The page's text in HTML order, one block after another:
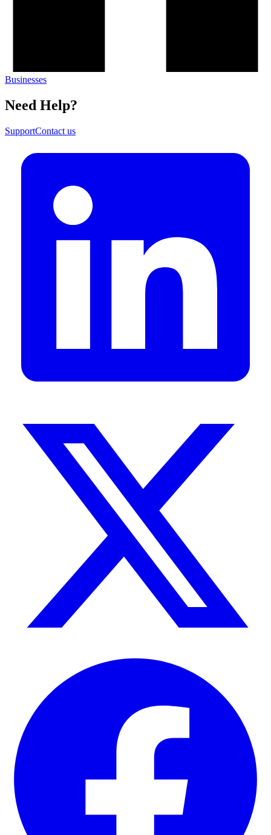
Businesses​​​​‌ ‍ ​‍​‍‌‍ ‌ ​‍‌‍‍‌‌‍‌ ‌‍‍‌‌‍ ‍​‍​‍​ ‍‍​‍​‍‌ ​ ‌‍​‌‌‍ ‍‌‍‍‌‌ ‌​‌ ‍‌​‍ ‍‌‍‍‌‌‍ ​‍​‍​‍ ​​‍​‍‌‍‍​‌ ​‍‌‍‌‌‌‍‌‍​‍​‍​ ‍‍​‍​‍‌‍‍​‌ ‌​‌ ‌​‌ ​​​ ‍‍​‍ ​‍ ‌‍ ​‌‍ ‌‍​ ‌‍​‌‌‍ ​‌‍‍​‌‍ ‌ ​ ‌ ‌​​ ‍‍​ ​ ​ ​ ​ ​ ​ ​ ​‍ ‌‍‍‌‌‍ ‍‌ ‌​‌‍‌‌‌‍ ‍‌ ‌​​‍ ‌‍‌‌‌‍‌​‌‍‍‌‌ ‌​​‍ ‌‍ ‌‌‍ ‌‍‌​‌‍‌‌​ ‌‌ ​​‌ ​‍‌‍‌‌‌ ​ ‌‍‌‌‌‍ ‍‌ ‌​‌‍​‌‌ ‌​‌‍‍‌‌‍ ‌‍ ‍​ ‍ ‌‍‍‌‌‍‌​​ ‌‌‍​‌​ ​ ​ ​​​ ‍​​ ‍‌​ ​​​ ‍​​ ‌‌​‍ ‌​ ‍‌​ ​​​ ‌‍​ ‍​​‍ ‌​ ‌​‌‍‌‌​ ‌‌‌‍‌‍​‍ ‌​ ‍‌​ ​ ​ ‍‌​ ​ ​‍ ‌‌‍‌‍​ ‌‌​ ‌‍‌‍​ ​ ​‌​ ​​​ ‍​‌‍‌​​ ‌‍​ ‌‍​ ‍‌​ ​‍​ ‍ ‌ ‌​‌ ‍‌‌ ​​‌‍‌‌​ ‌‌‍​‌‌ ‌‌‌‍‌​‌‍‍‌‌‍‌‌‌‍ ‍‌‍​ ‌‍‌‌​ ‍ ‌ ​​‌‍​‌‌ ‌​‌‍‍​​ ‌‌ ‌​‌‍‍‌‌ ‌​‌‍ ​‌‍‌‌​ ‌‍​‍‌‍​‌‌ ​ ‌‍‌‌‌‌‌‌‌ ​‍‌‍ ​​ ‌‌‍‍​‌ ‌​‌ ‌​‌ ​​​‍‌‌​ ​ ‌​​‌​‍‌‌​ ​‍‌​‌‍​‍‌‌​ ​‍‌​‌‍‌‍ ​‌‍ ‌‍​ ‌‍​‌‌‍ ​‌‍‍​‌‍ ‌ ​ ‌ ‌​​‍‌‌​ ​ ‌​​‌​ ​ ​ ​ ​ ​ ​ ​ ​‍‌‍‌‍‍‌‌‍‌​​ ‌‌‍​‌​ ​ ​ ​​​ ‍​​ ‍‌​ ​​​ ‍​​ ‌‌​‍ ‌​ ‍‌​ ​​​ ‌‍​ ‍​​‍ ‌​ ‌​‌‍‌‌​ ‌‌‌‍‌‍​‍ ‌​ ‍‌​ ​ ​ ‍‌​ ​ ​‍ ‌‌‍‌‍​ ‌‌​ ‌‍‌‍​ ​ ​‌​ ​​​ ‍​‌‍‌​​ ‌‍​ ‌‍​ ‍‌​ ​‍​‍‌‍‌ ‌​‌ ‍‌‌ ​​‌‍‌‌​ ‌‌‍​‌‌ ‌‌‌‍‌​‌‍‍‌‌‍‌‌‌‍ ‍‌‍​ ‌‍‌‌​‍‌‍‌ ​​‌‍​‌‌ ‌​‌‍‍​​ ‌‌ ‌​‌‍‍‌‌ ‌​‌‍ ​‌‍‌‌​‍‌‍‌ ​​‌‍‌‌‌ ​‍‌ ​ ‌ ​​‌‍‌‌‌‍​ ‌ ‌​‌‍‍‌‌ ‌‍‌‍‌‌​ ‌‌ ​​‌ ‌‌‌‍​‍‌‍ ​‌‍‍‌‌ ​ ‌‍‍​‌‍‌‌‌‍‌​​‍​‍‌ ‌
Need Help?​​​​‌ ‍ ​‍​‍‌‍ ‌ ​‍‌‍‍‌‌‍‌ ‌‍‍‌‌‍ ‍​‍​‍​ ‍‍​‍​‍‌ ​ ‌‍​‌‌‍ ‍‌‍‍‌‌ ‌​‌ ‍‌​‍ ‍‌‍‍‌‌‍ ​‍​‍​‍ ​​‍​‍‌‍‍​‌ ​‍‌‍‌‌‌‍‌‍​‍​‍​ ‍‍​‍​‍‌‍‍​‌ ‌​‌ ‌​‌ ​​​ ‍‍​‍ ​‍ ‌‍ ​‌‍ ‌‍​ ‌‍​‌‌‍ ​‌‍‍​‌‍ ‌ ​ ‌ ‌​​ ‍‍​ ​ ​ ​ ​ ​ ​ ​ ​‍ ‌‍‍‌‌‍ ‍‌ ‌​‌‍‌‌‌‍ ‍‌ ‌​​‍ ‌‍‌‌‌‍‌​‌‍‍‌‌ ‌​​‍ ‌‍ ‌‌‍ ‌‍‌​‌‍‌‌​ ‌‌ ​​‌ ​‍‌‍‌‌‌ ​ ‌‍‌‌‌‍ ‍‌ ‌​‌‍​‌‌ ‌​‌‍‍‌‌‍ ‌‍ ‍​ ‍ ‌‍‍‌‌‍‌​​ ‌‌ ​ ‌‍‍‌‌ ‌​‌‍‌‌‌​‌‍‌‍ ‌‍ ‌ ‌​‌‍‌‌‌ ​‍​ ‍ ‌ ‌​‌ ‍‌‌ ​​‌‍‌‌​ ‌‌‍‌‍‌‍ ‌‍ ‌ ‌​‌‍‌‌‌ ​‍​ ‍ ‌ ​​‌‍​‌‌ ‌​‌‍‍​​ ‌‌‍ ‌‌‍‌‌‌‍ ‍‌ ‌‌‌ ​ ​‍‌‌​ ‌‌‌​​‍‌‌ ‌‍‍ ‌‍‌‌‌ ‍‌​‍‌‌​ ​ ‌​‌​​‍‌‌​ ​ ‌​‌​​‍‌‌​ ​‍​ ​‍‌‍‌‌‌‍‌‍​ ​‌​ ‌ ​ ​‌‌‍​ ‌‍‌‌‌‍​‌​ ‍‌‌‍‌​​ ​‍‌‍​ ​‍‌‌​ ​‍​ ​‍​‍‌‌​ ‌‌‌​‌​​‍ ‍‌‍‍​‌‍‌‌‌‍​‌‌‍‌​‌‍‍‌‌‍ ‍‌‍‌ ​ ‌‍​‍‌‍​‌‌ ​ ‌‍‌‌‌‌‌‌‌ ​‍‌‍ ​​ ‌‌‍‍​‌ ‌​‌ ‌​‌ ​​​‍‌‌​ ​ ‌​​‌​‍‌‌​ ​‍‌​‌‍​‍‌‌​ ​‍‌​‌‍‌‍ ​‌‍ ‌‍​ ‌‍​‌‌‍ ​‌‍‍​‌‍ ‌ ​ ‌ ‌​​‍‌‌​ ​ ‌​​‌​ ​ ​ ​ ​ ​ ​ ​ ​‍‌‍‌‍‍‌‌‍‌​​ ‌‌ ​ ‌‍‍‌‌ ‌​‌‍‌‌‌​‌‍‌‍ ‌‍ ‌ ‌​‌‍‌‌‌ ​‍​‍‌‍‌ ‌​‌ ‍‌‌ ​​‌‍‌‌​ ‌‌‍‌‍‌‍ ‌‍ ‌ ‌​‌‍‌‌‌ ​‍​‍‌‍‌ ​​‌‍​‌‌ ‌​‌‍‍​​ ‌‌‍ ‌‌‍‌‌‌‍ ‍‌ ‌‌‌ ​ ​‍‌‌​ ‌‌‌​​‍‌‌ ‌‍‍ ‌‍‌‌‌ ‍‌​‍‌‌​ ​ ‌​‌​​‍‌‌​ ​ ‌​‌​​‍‌‌​ ​‍​ ​‍‌‍‌‌‌‍‌‍​ ​‌​ ‌ ​ ​‌‌‍​ ‌‍‌‌‌‍​‌​ ‍‌‌‍‌​​ ​‍‌‍​ ​‍‌‌​ ​‍​ ​‍​‍‌‌​ ‌‌‌​‌​​‍ ‍‌‍‍​‌‍‌‌‌‍​‌‌‍‌​‌‍‍‌‌‍ ‍‌‍‌ ​‍‌‍‌ ​​‌‍‌‌‌ ​‍‌ ​ ‌ ​​‌‍‌‌‌‍​ ‌ ‌​‌‍‍‌‌ ‌‍‌‍‌‌​ ‌‌ ​​‌ ‌‌‌‍​‍‌‍ ​‌‍‍‌‌ ​ ‌‍‍​‌‍‌‌‌‍‌​​‍​‍‌ ‌
Support​​​​‌ ‍ ​‍​‍‌‍ ‌ ​‍‌‍‍‌‌‍‌ ‌‍‍‌‌‍ ‍​‍​‍​ ‍‍​‍​‍‌ ​ ‌‍​‌‌‍ ‍‌‍‍‌‌ ‌​‌ ‍‌​‍ ‍‌‍‍‌‌‍ ​‍​‍​‍ ​​‍​‍‌‍‍​‌ ​‍‌‍‌‌‌‍‌‍​‍​‍​ ‍‍​‍​‍‌‍‍​‌ ‌​‌ ‌​‌ ​​​ ‍‍​‍ ​‍ ‌‍ ​‌‍ ‌‍​ ‌‍​‌‌‍ ​‌‍‍​‌‍ ‌ ​ ‌ ‌​​ ‍‍​ ​ ​ ​ ​ ​ ​ ​ ​‍ ‌‍‍‌‌‍ ‍‌ ‌​‌‍‌‌‌‍ ‍‌ ‌​​‍ ‌‍‌‌‌‍‌​‌‍‍‌‌ ‌​​‍ ‌‍ ‌‌‍ ‌‍‌​‌‍‌‌​ ‌‌ ​​‌ ​‍‌‍‌‌‌ ​ ‌‍‌‌‌‍ ‍‌ ‌​‌‍​‌‌ ‌​‌‍‍‌‌‍ ‌‍ ‍​ ‍ ‌‍‍‌‌‍‌​​ ‌‌ ​ ‌‍‍‌‌ ‌​‌‍‌‌‌​‌‍‌‍ ‌‍ ‌ ‌​‌‍‌‌‌ ​‍​ ‍ ‌ ‌​‌ ‍‌‌ ​​‌‍‌‌​ ‌‌‍‌‍‌‍ ‌‍ ‌ ‌​‌‍‌‌‌ ​‍​ ‍ ‌ ​​‌‍​‌‌ ‌​‌‍‍​​ ‌‌‍ ‌‌‍‌‌‌‍ ‍‌ ‌‌‌ ​ ​‍‌‌​ ‌‌‌​​‍‌‌ ‌‍‍ ‌‍‌‌‌ ‍‌​‍‌‌​ ​ ‌​‌​​‍‌‌​ ​ ‌​‌​​‍‌‌​ ​‍​ ​‍‌‍‌‌‌‍‌‍​ ​‌​ ‌ ​ ​‌‌‍​ ‌‍‌‌‌‍​‌​ ‍‌‌‍‌​​ ​‍‌‍​ ​‍‌‌​ ​‍​ ​‍​‍‌‌​ ‌‌‌​‌​​‍ ‍‌‍‍‌‌ ‌​‌‍‌‌‌‍ ‌‌ ​ ​‍‌‌​ ‌‌‌​​‍‌‌ ‌‍‍ ‌‍‌‌‌ ‍‌​‍‌‌​ ​ ‌​‌​​‍‌‌​ ​ ‌​‌​​‍‌‌​ ​‍​ ​‍‌‍​‌​ ‌‌​ ‍‌‌‍‌‍‌‍‌‌‌‍‌​‌‍​ ​ ​‍‌‍​‌‌‍‌​‌‍​‌‌‍​‍​‍‌‌​ ​‍​ ​‍​‍‌‌​ ‌‌‌​‌​​‍ ‍‌ ‌​‌‍‌‌‌ ‍​‌ ‌​​ ‌‍​‍‌‍​‌‌ ​ ‌‍‌‌‌‌‌‌‌ ​‍‌‍ ​​ ‌‌‍‍​‌ ‌​‌ ‌​‌ ​​​‍‌‌​ ​ ‌​​‌​‍‌‌​ ​‍‌​‌‍​‍‌‌​ ​‍‌​‌‍‌‍ ​‌‍ ‌‍​ ‌‍​‌‌‍ ​‌‍‍​‌‍ ‌ ​ ‌ ‌​​‍‌‌​ ​ ‌​​‌​ ​ ​ ​ ​ ​ ​ ​ ​‍‌‍‌‍‍‌‌‍‌​​ ‌‌ ​ ‌‍‍‌‌ ‌​‌‍‌‌‌​‌‍‌‍ ‌‍ ‌ ‌​‌‍‌‌‌ ​‍​‍‌‍‌ ‌​‌ ‍‌‌ ​​‌‍‌‌​ ‌‌‍‌‍‌‍ ‌‍ ‌ ‌​‌‍‌‌‌ ​‍​‍‌‍‌ ​​‌‍​‌‌ ‌​‌‍‍​​ ‌‌‍ ‌‌‍‌‌‌‍ ‍‌ ‌‌‌ ​ ​‍‌‌​ ‌‌‌​​‍‌‌ ‌‍‍ ‌‍‌‌‌ ‍‌​‍‌‌​ ​ ‌​‌​​‍‌‌​ ​ ‌​‌​​‍‌‌​ ​‍​ ​‍‌‍‌‌‌‍‌‍​ ​‌​ ‌ ​ ​‌‌‍​ ‌‍‌‌‌‍​‌​ ‍‌‌‍‌​​ ​‍‌‍​ ​‍‌‌​ ​‍​ ​‍​‍‌‌​ ‌‌‌​‌​​‍ ‍‌‍‍‌‌ ‌​‌‍‌‌‌‍ ‌‌ ​ ​‍‌‌​ ‌‌‌​​‍‌‌ ‌‍‍ ‌‍‌‌‌ ‍‌​‍‌‌​ ​ ‌​‌​​‍‌‌​ ​ ‌​‌​​‍‌‌​ ​‍​ ​‍‌‍​‌​ ‌‌​ ‍‌‌‍‌‍‌‍‌‌‌‍‌​‌‍​ ​ ​‍‌‍​‌‌‍‌​‌‍​‌‌‍​‍​‍‌‌​ ​‍​ ​‍​‍‌‌​ ‌‌‌​‌​​‍ ‍‌ ‌​‌‍‌‌‌ ‍​‌ ‌​​‍‌‍‌ ​​‌‍‌‌‌ ​‍‌ ​ ‌ ​​‌‍‌‌‌‍​ ‌ ‌​‌‍‍‌‌ ‌‍‌‍‌‌​ ‌‌ ​​‌ ‌‌‌‍​‍‌‍ ​‌‍‍‌‌ ​ ‌‍‍​‌‍‌‌‌‍‌​​‍​‍‌ ‌Contact us​​​​‌ ‍ ​‍​‍‌‍ ‌ ​‍‌‍‍‌‌‍‌ ‌‍‍‌‌‍ ‍​‍​‍​ ‍‍​‍​‍‌ ​ ‌‍​‌‌‍ ‍‌‍‍‌‌ ‌​‌ ‍‌​‍ ‍‌‍‍‌‌‍ ​‍​‍​‍ ​​‍​‍‌‍‍​‌ ​‍‌‍‌‌‌‍‌‍​‍​‍​ ‍‍​‍​‍‌‍‍​‌ ‌​‌ ‌​‌ ​​​ ‍‍​‍ ​‍ ‌‍ ​‌‍ ‌‍​ ‌‍​‌‌‍ ​‌‍‍​‌‍ ‌ ​ ‌ ‌​​ ‍‍​ ​ ​ ​ ​ ​ ​ ​ ​‍ ‌‍‍‌‌‍ ‍‌ ‌​‌‍‌‌‌‍ ‍‌ ‌​​‍ ‌‍‌‌‌‍‌​‌‍‍‌‌ ‌​​‍ ‌‍ ‌‌‍ ‌‍‌​‌‍‌‌​ ‌‌ ​​‌ ​‍‌‍‌‌‌ ​ ‌‍‌‌‌‍ ‍‌ ‌​‌‍​‌‌ ‌​‌‍‍‌‌‍ ‌‍ ‍​ ‍ ‌‍‍‌‌‍‌​​ ‌‌ ​ ‌‍‍‌‌ ‌​‌‍‌‌‌​‌‍‌‍ ‌‍ ‌ ‌​‌‍‌‌‌ ​‍​ ‍ ‌ ‌​‌ ‍‌‌ ​​‌‍‌‌​ ‌‌‍‌‍‌‍ ‌‍ ‌ ‌​‌‍‌‌‌ ​‍​ ‍ ‌ ​​‌‍​‌‌ ‌​‌‍‍​​ ‌‌‍ ‌‌‍‌‌‌‍ ‍‌ ‌‌‌ ​ ​‍‌‌​ ‌‌‌​​‍‌‌ ‌‍‍ ‌‍‌‌‌ ‍‌​‍‌‌​ ​ ‌​‌​​‍‌‌​ ​ ‌​‌​​‍‌‌​ ​‍​ ​‍‌‍‌‌‌‍‌‍​ ​‌​ ‌ ​ ​‌‌‍​ ‌‍‌‌‌‍​‌​ ‍‌‌‍‌​​ ​‍‌‍​ ​‍‌‌​ ​‍​ ​‍​‍‌‌​ ‌‌‌​‌​​‍ ‍‌‍‍‌‌ ‌​‌‍‌‌‌‍ ‌‌ ​ ​‍‌‌​ ‌‌‌​​‍‌‌ ‌‍‍ ‌‍‌‌‌ ‍‌​‍‌‌​ ​ ‌​‌​​‍‌‌​ ​ ‌​‌​​‍‌‌​ ​‍​ ​‍​ ‍​‌‍​ ​ ‍​‌‍​‌‌‍‌​‌‍​‍​ ‌‌​ ​ ​ ​ ​ ‌‌​ ‌ ​ ‍​​‍‌‌​ ​‍​ ​‍​‍‌‌​ ‌‌‌​‌​​‍ ‍‌ ‌​‌‍‌‌‌ ‍​‌ ‌​​ ‌‍​‍‌‍​‌‌ ​ ‌‍‌‌‌‌‌‌‌ ​‍‌‍ ​​ ‌‌‍‍​‌ ‌​‌ ‌​‌ ​​​‍‌‌​ ​ ‌​​‌​‍‌‌​ ​‍‌​‌‍​‍‌‌​ ​‍‌​‌‍‌‍ ​‌‍ ‌‍​ ‌‍​‌‌‍ ​‌‍‍​‌‍ ‌ ​ ‌ ‌​​‍‌‌​ ​ ‌​​‌​ ​ ​ ​ ​ ​ ​ ​ ​‍‌‍‌‍‍‌‌‍‌​​ ‌‌ ​ ‌‍‍‌‌ ‌​‌‍‌‌‌​‌‍‌‍ ‌‍ ‌ ‌​‌‍‌‌‌ ​‍​‍‌‍‌ ‌​‌ ‍‌‌ ​​‌‍‌‌​ ‌‌‍‌‍‌‍ ‌‍ ‌ ‌​‌‍‌‌‌ ​‍​‍‌‍‌ ​​‌‍​‌‌ ‌​‌‍‍​​ ‌‌‍ ‌‌‍‌‌‌‍ ‍‌ ‌‌‌ ​ ​‍‌‌​ ‌‌‌​​‍‌‌ ‌‍‍ ‌‍‌‌‌ ‍‌​‍‌‌​ ​ ‌​‌​​‍‌‌​ ​ ‌​‌​​‍‌‌​ ​‍​ ​‍‌‍‌‌‌‍‌‍​ ​‌​ ‌ ​ ​‌‌‍​ ‌‍‌‌‌‍​‌​ ‍‌‌‍‌​​ ​‍‌‍​ ​‍‌‌​ ​‍​ ​‍​‍‌‌​ ‌‌‌​‌​​‍ ‍‌‍‍‌‌ ‌​‌‍‌‌‌‍ ‌‌ ​ ​‍‌‌​ ‌‌‌​​‍‌‌ ‌‍‍ ‌‍‌‌‌ ‍‌​‍‌‌​ ​ ‌​‌​​‍‌‌​ ​ ‌​‌​​‍‌‌​ ​‍​ ​‍​ ‍​‌‍​ ​ ‍​‌‍​‌‌‍‌​‌‍​‍​ ‌‌​ ​ ​ ​ ​ ‌‌​ ‌ ​ ‍​​‍‌‌​ ​‍​ ​‍​‍‌‌​ ‌‌‌​‌​​‍ ‍‌ ‌​‌‍‌‌‌ ‍​‌ ‌​​‍‌‍‌ ​​‌‍‌‌‌ ​‍‌ ​ ‌ ​​‌‍‌‌‌‍​ ‌ ‌​‌‍‍‌‌ ‌‍‌‍‌‌​ ‌‌ ​​‌ ‌‌‌‍​‍‌‍ ​‌‍‍‌‌ ​ ‌‍‍​‌‍‌‌‌‍‌​​‍​‍‌ ‌